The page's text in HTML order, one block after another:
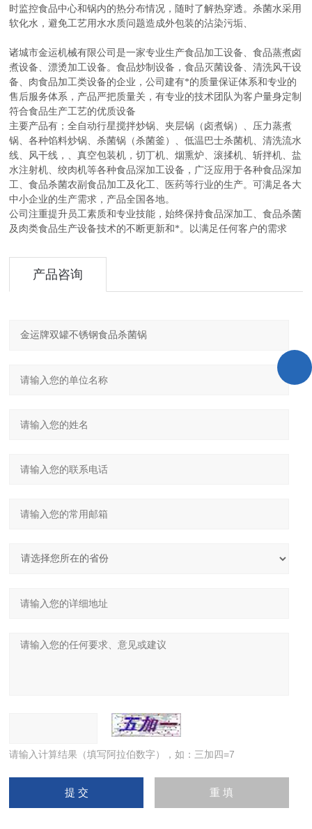
时监控食品中心和锅内的热分布情况，随时了解热穿透。杀菌水采用
软化水，避免工艺用水水质问题造成外包装的沾染污垢、
诸城市金运机械有限公司是一家专业生产食品加工设备、食品蒸煮卤
煮设备、漂烫加工设备。食品炒制设备，食品灭菌设备、清洗风干设
备、肉食品加工类设备的企业，公司建有*的质量保证体系和专业的
售后服务体系，产品严把质量关，有专业的技术团队为客户量身定制
符合食品生产工艺的优质设备
主要产品有；全自动行星搅拌炒锅、夹层锅（卤煮锅）、压力蒸煮
锅、各种馅料炒锅、杀菌锅（杀菌釜）、低温巴士杀菌机、清洗流水
线、风干线，、真空包装机，切丁机、烟熏炉、滚揉机、斩拌机、盐
水注射机、绞肉机等各种食品深加工设备，广泛应用于各种食品深加
工、食品杀菌农副食品加工及化工、医药等行业的生产。可满足各大
中小企业的生产需求，产品全国各地。
公司注重提升员工素质和专业技能，始终保持食品深加工、食品杀菌
及肉类食品生产设备技术的不断更新和*。以满足任何客户的需求
产品咨询
请输入计算结果（填写阿拉伯数字），如：三加四=7